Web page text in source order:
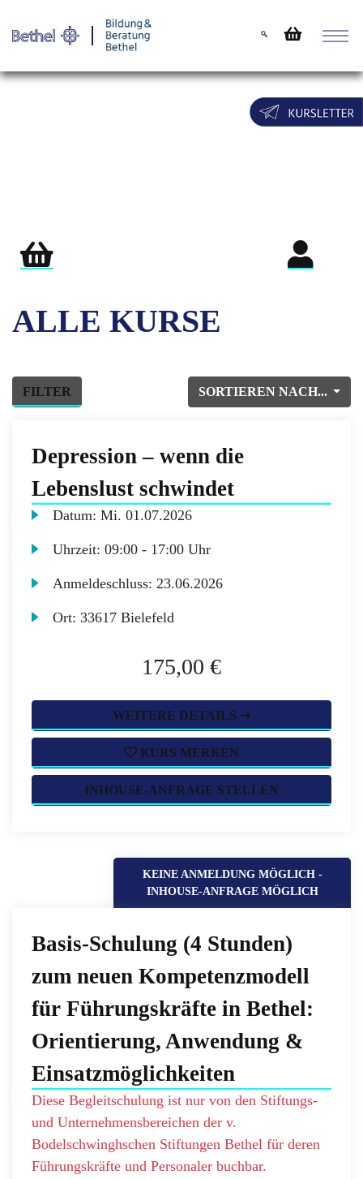
ALLE KURSE
SORTIEREN NACH...
FILTER
Depression – wenn die
Lebenslust schwindet
Datum:Mi. 01.07.2026
Uhrzeit:09:00 - 17:00 Uhr
Anmeldeschluss:23.06.2026
Ort:33617 Bielefeld
175,00 €
WEITERE DETAILS ➞
KURS MERKEN
INHOUSE-ANFRAGE STELLEN
KEINE ANMELDUNG MÖGLICH -
INHOUSE-ANFRAGE MÖGLICH
Basis-Schulung (4 Stunden)
zum neuen Kompetenzmodell
für Führungskräfte in Bethel:
Orientierung, Anwendung &
Einsatzmöglichkeiten
Diese Begleitschulung ist nur von den Stiftungs-
und Unternehmensbereichen der v.
Bodelschwinghschen Stiftungen Bethel für deren
Führungskräfte und Personaler buchbar.